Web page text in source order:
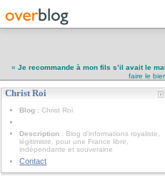
« Je recommande à mon fils s’il avait le
faire le
Christ Roi
Blog : Christ Roi
Description : Blog d'informations royaliste,
légitimiste, pour une France libre,
indépendante et souveraine
Contact